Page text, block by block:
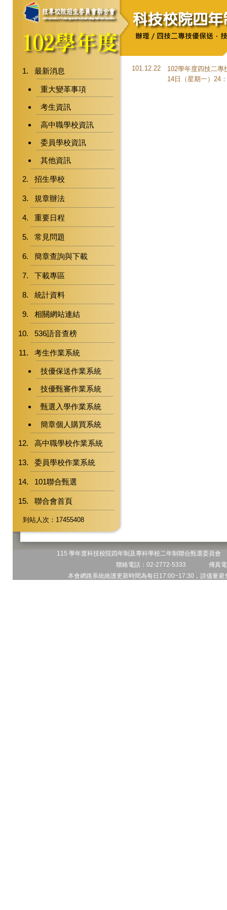
最新消息
重大變革事項
考生資訊
高中職學校資訊
委員學校資訊
其他資訊
招生學校
規章辦法
重要日程
常見問題
簡章查詢與下載
下載專區
統計資料
相關網站連結
536語音查榜
考生作業系統
技優保送作業系統
技優甄審作業系統
甄選入學作業系統
簡章個人購買系統
高中職學校作業系統
委員學校作業系統
101聯合甄選
聯合會首頁
到站人次：17455408
101.12.22
102學年度四技二專
14日（星期一）24
115 學年度科技校院四年制及專科學校二年制聯合甄選委員
聯絡電話：02-2772-5333 傳真
本會網路系統維護更新時間為每日17:00~17:30，請儘量